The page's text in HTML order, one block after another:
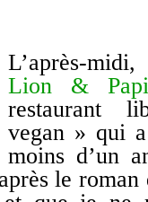
L’après-
Lion &
restaurant
vegan » qui
moins d’un
le